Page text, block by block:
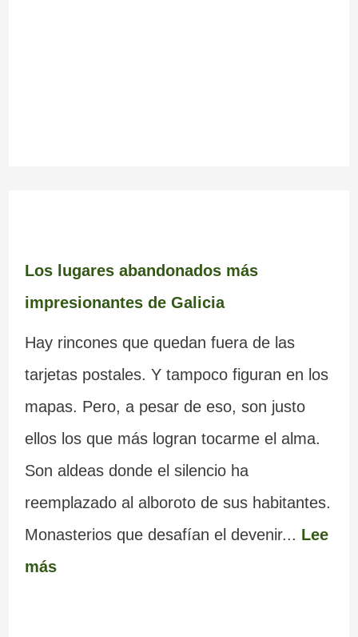
Los lugares abandonados más
impresionantes de Galicia
Hay rincones que quedan fuera de las
tarjetas postales. Y tampoco figuran en los
mapas. Pero, a pesar de eso, son justo
ellos los que más logran tocarme el alma.
Son aldeas donde el silencio ha
reemplazado al alboroto de sus habitantes.
Monasterios que desafían el devenir... Lee
más